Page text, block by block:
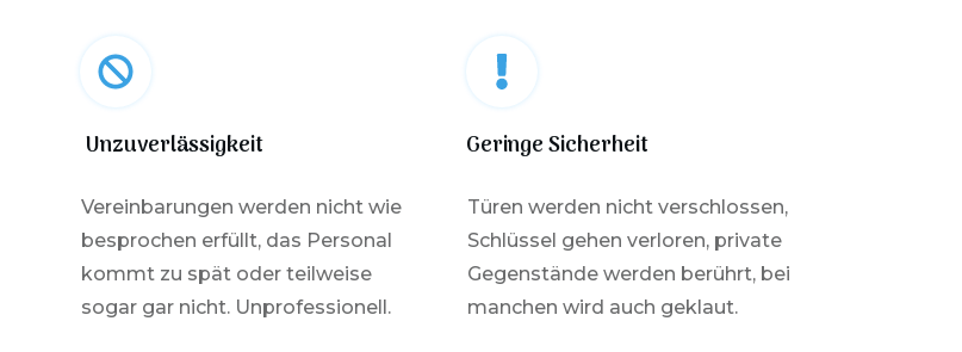
Unzuverlässigkeit
Vereinbarungen werden nicht wie
besprochen erfüllt, das Personal
kommt zu spät oder teilweise
sogar gar nicht. Unprofessionell.
Geringe Sicherheit
Türen werden nicht verschlossen,
Schlüssel gehen verloren, private
Gegenstände werden berührt, bei
manchen wird auch geklaut.